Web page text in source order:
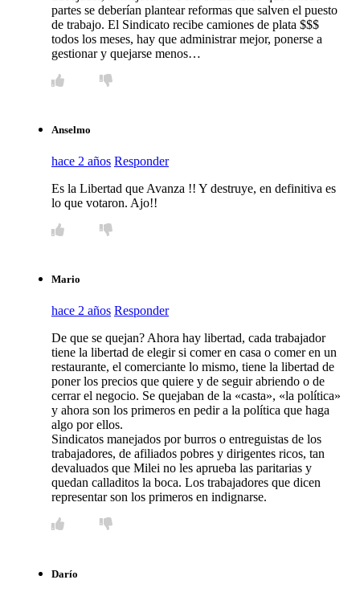
partes se deberían plantear reformas que salven el puesto
de trabajo. El Sindicato recibe camiones de plata $$$
todos los meses, hay que administrar mejor, ponerse a
gestionar y quejarse menos…
Anselmo
hace 2 años Responder
Es la Libertad que Avanza !! Y destruye, en definitiva es
lo que votaron. Ajo!!
Mario
hace 2 años Responder
De que se quejan? Ahora hay libertad, cada trabajador
tiene la libertad de elegir si comer en casa o comer en un
restaurante, el comerciante lo mismo, tiene la libertad de
poner los precios que quiere y de seguir abriendo o de
cerrar el negocio. Se quejaban de la «casta», «la política»
y ahora son los primeros en pedir a la política que haga
algo por ellos.
Sindicatos manejados por burros o entreguistas de los
trabajadores, de afiliados pobres y dirigentes ricos, tan
devaluados que Milei no les aprueba las paritarias y
quedan calladitos la boca. Los trabajadores que dicen
representar son los primeros en indignarse.
Darío